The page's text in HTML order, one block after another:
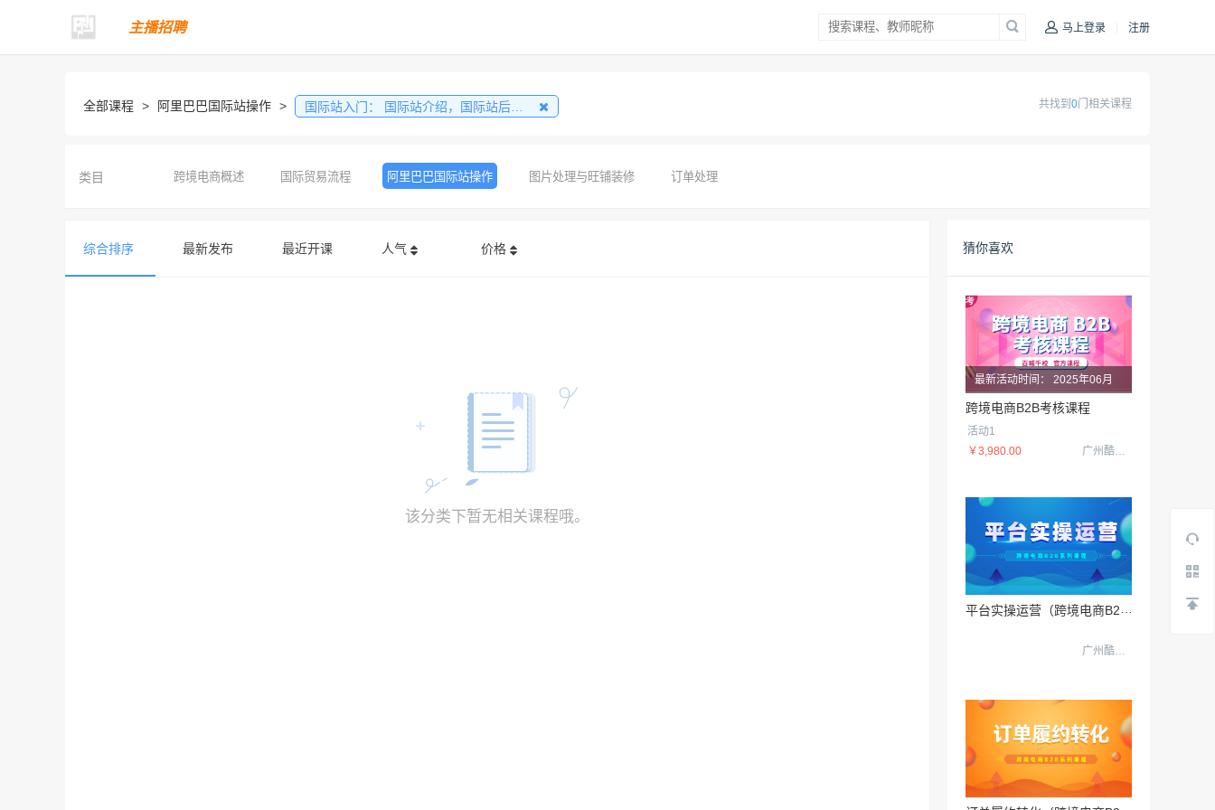
主播招聘 马上登录 注册
全部课程 > 阿里巴巴国际站操作 > 国际站入门： 国际站介绍，国际站后台认识，国际站排序规则，产品学习 共找到 0门相关课程
类目 跨境电商概述 国际贸易流程 阿里巴巴国际站操作 图片处理与旺铺装修 订单处理
综合排序 最新发布 最近开课 人气 价格
该分类下暂无相关课程哦。
猜你喜欢
最新活动时间： 2025年06月
09日
跨境电商B2B考核课程
活动1
￥3,980.00
广州酷校信息科技有限公司
广州酷校信息科技有限公司